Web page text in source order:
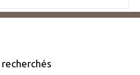
recherchés